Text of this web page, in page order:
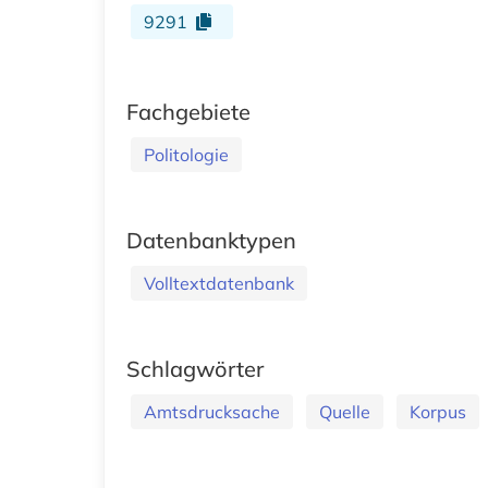
9291
Fachgebiete
Politologie
Datenbanktypen
Volltextdatenbank
Schlagwörter
Amtsdrucksache Quelle Korpus